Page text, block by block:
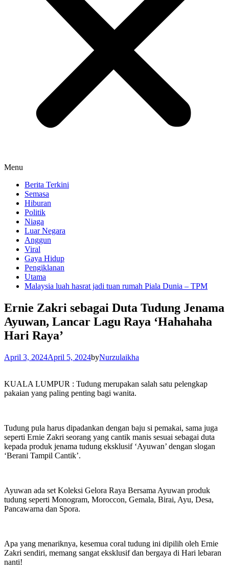
Menu
Berita Terkini
Semasa
Hiburan
Politik
Niaga
Luar Negara
Anggun
Viral
Gaya Hidup
Pengiklanan
Utama
Malaysia luah hasrat jadi tuan rumah Piala Dunia – TPM
Ernie Zakri sebagai Duta Tudung Jenama
Ayuwan, Lancar Lagu Raya ‘Hahahaha
Hari Raya’
April 3, 2024April 5, 2024byNurzulaikha
KUALA LUMPUR : Tudung merupakan salah satu pelengkap
pakaian yang paling penting bagi wanita.
Tudung pula harus dipadankan dengan baju si pemakai, sama juga
seperti Ernie Zakri seorang yang cantik manis sesuai sebagai duta
kepada produk jenama tudung eksklusif ‘Ayuwan’ dengan slogan
‘Berani Tampil Cantik’.
Ayuwan ada set Koleksi Gelora Raya Bersama Ayuwan produk
tudung seperti Monogram, Moroccon, Gemala, Birai, Ayu, Desa,
Pancawarna dan Spora.
Apa yang menariknya, kesemua coral tudung ini dipilih oleh Ernie
Zakri sendiri, memang sangat eksklusif dan bergaya di Hari lebaran
nanti!